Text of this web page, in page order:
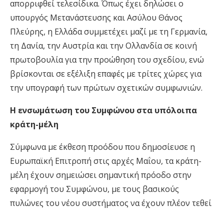
απορριφθεί τελεσίδικα. Όπως έχει δηλώσει ο
υπουργός Μετανάστευσης και Ασύλου Θάνος
Πλεύρης, η Ελλάδα συμμετέχει μαζί με τη Γερμανία,
τη Δανία, την Αυστρία και την Ολλανδία σε κοινή
πρωτοβουλία για την προώθηση του σχεδίου, ενώ
βρίσκονται σε εξέλιξη επαφές με τρίτες χώρες για
την υπογραφή των πρώτων σχετικών συμφωνιών.
Η ενσωμάτωση του Συμφώνου στα υπόλοιπα
κράτη-μέλη
Σύμφωνα με έκθεση προόδου που δημοσίευσε η
Ευρωπαϊκή Επιτροπή στις αρχές Μαΐου, τα κράτη-
μέλη έχουν σημειώσει σημαντική πρόοδο στην
εφαρμογή του Συμφώνου, με τους βασικούς
πυλώνες του νέου συστήματος να έχουν πλέον τεθεί